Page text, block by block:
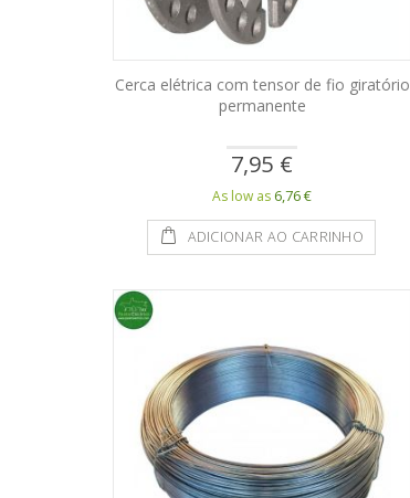
Cerca elétrica com tensor de fio giratório
permanente
7,95 €
As low as 6,76 €
ADICIONAR AO CARRINHO